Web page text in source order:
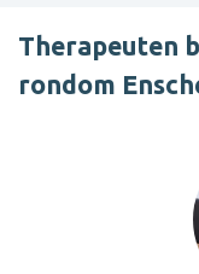
Therapeuten
rondom